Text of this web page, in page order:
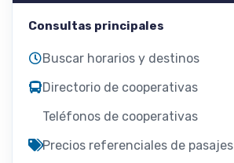
Consultas principales
Buscar horarios y destinos
Directorio de cooperativas
Teléfonos de cooperativas
Precios referenciales de pasajes